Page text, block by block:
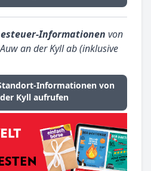
Informationen von
an der Kyll ab (inklusive
Informationen von
Kyll aufrufen